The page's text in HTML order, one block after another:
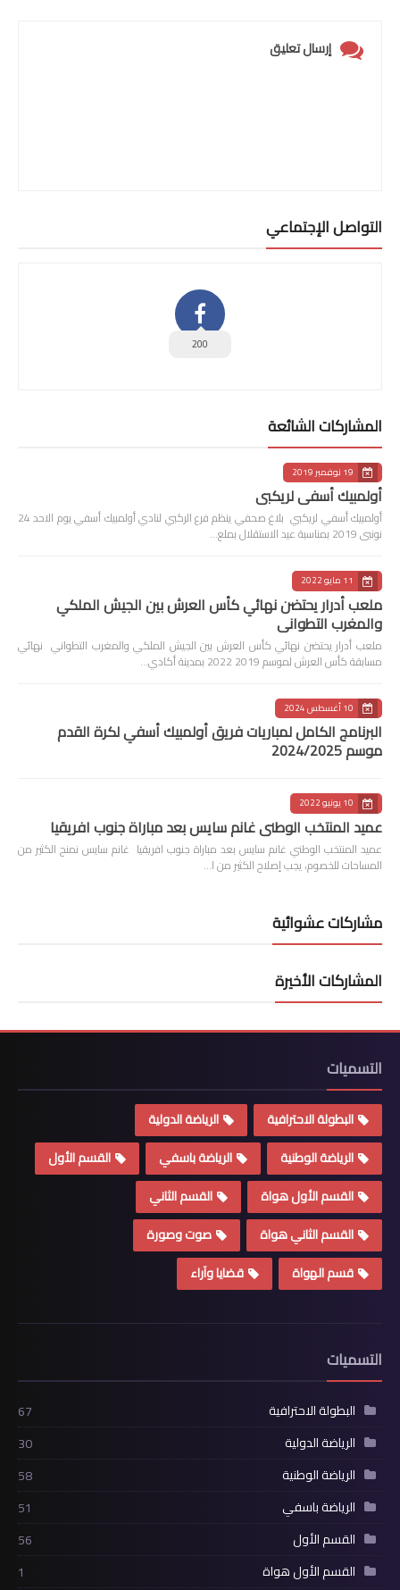
إرسال تعليق
التواصل الإجتماعي
200
المشاركات الشائعة
19 نوفمبر 2019
أولمبيك أسفي لريكبي
أولمبيك أسفي لريكبي بلاغ صحفي ينظم فرع الركبي لنادي أولمبيك أسفي يوم الاحد 24
نونبى 2019 بمناسبة عيد الاستقلال بملع…
11 مايو 2022
ملعب أدرار يحتضن نهائي كأس العرش بين الجيش الملكي
والمغرب التطواني
ملعب أدرار يحتضن نهائي كأس العرش بين الجيش الملكي والمغرب التطواني نهائي
مسابقة كأس العرش لموسم 2019 2022 بمدينة أكادي…
10 أغسطس 2024
البرنامج الكامل لمباريات فريق أولمبيك أسفي لكرة القدم
موسم 2024/2025
10 يونيو 2022
عميد المنتخب الوطني غانم سايس بعد مباراة جنوب افريقيا
عميد المنتخب الوطني غانم سايس بعد مباراة جنوب افريقيا غانم سايس نمنح الكثير من
المساحات للخصوم، يجب إصلاح الكثير من ا…
مشاركات عشوائية
المشاركات الأخيرة
التسميات
البطولة الاحترافية
الرياضة الدولية
الرياضة الوطنية
الرياضة باسفي
القسم الأول
القسم الأول هواة
القسم الثاني
القسم الثاني هواة
صوت وصورة
قسم الهواة
قضايا وآراء
التسميات
البطولة الاحترافية
67
الرياضة الدولية
30
الرياضة الوطنية
58
الرياضة باسفي
51
القسم الأول
56
القسم الأول هواة
1